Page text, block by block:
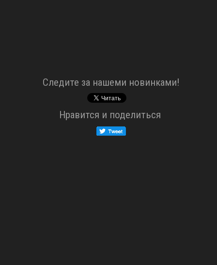
Cледите за нашеми новинками!
Нравится и поделиться